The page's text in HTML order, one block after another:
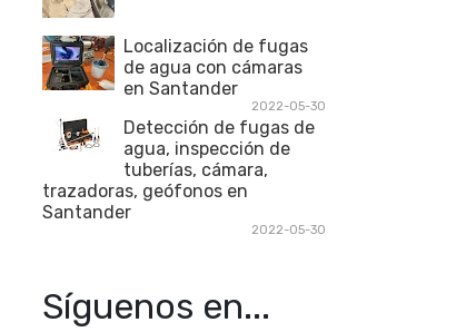
Localización de fugas
de agua con cámaras
en Santander
2022-05-30
Detección de fugas de
agua, inspección de
tuberías, cámara,
trazadoras, geófonos en
Santander
2022-05-30
Síguenos en...